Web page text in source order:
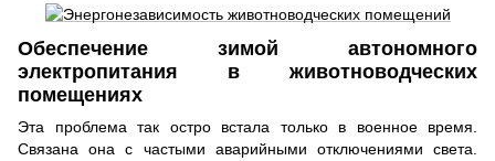
Обеспечение зимой автономного
электропитания в животноводческих
помещениях
Эта проблема так остро встала только в военное время.
Связана она с частыми аварийными отключениями света.